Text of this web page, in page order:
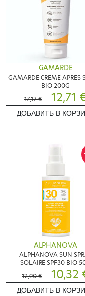
GAMARDE
GAMARDE CREME APRES
BIO 200G
17,17 €
12,71
ДОБАВИТЬ В
ALPHANOVA
ALPHANOVA SUN
SOLAIRE SPF30 BIO
12,90 €
10,32
ДОБАВИТЬ В